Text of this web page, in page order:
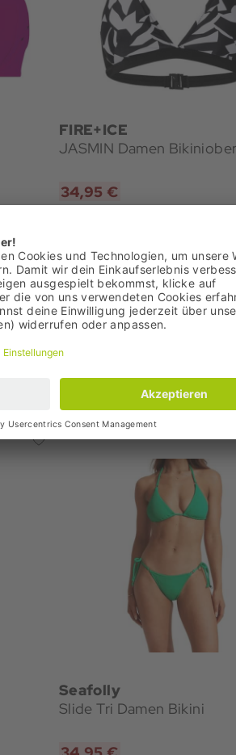
FIRE+ICE
JASMIN Damen
34,95 €
Seafolly
Slide Tri Damen Bikini